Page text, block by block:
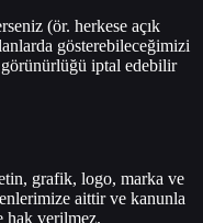
(ör. herkese açık
gösterebileceğimizi
iptal edebilir
grafik, logo, marka ve
aittir ve kanunla
hak verilmez.